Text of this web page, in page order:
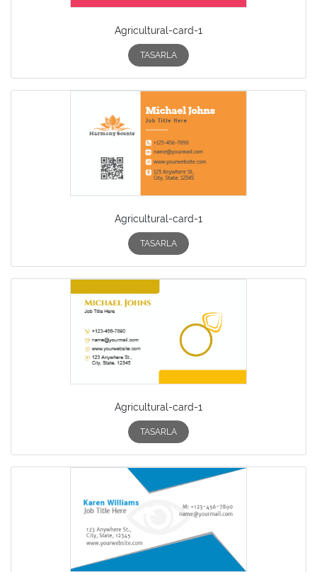
Agricultural-card-1
TASARLA
Agricultural-card-1
TASARLA
Agricultural-card-1
TASARLA